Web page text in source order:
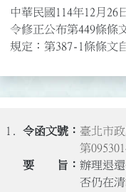
中華民國114年12月26
令修正公布第449條條
規定：第387-1條條文
1.
臺北市
第
辦理退
否仍在